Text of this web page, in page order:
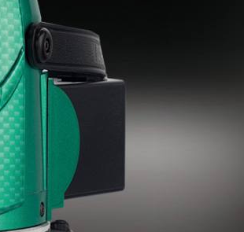
#グリーンレーザー
案内
情報